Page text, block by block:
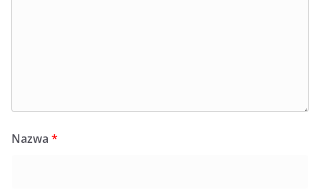
Nazwa *